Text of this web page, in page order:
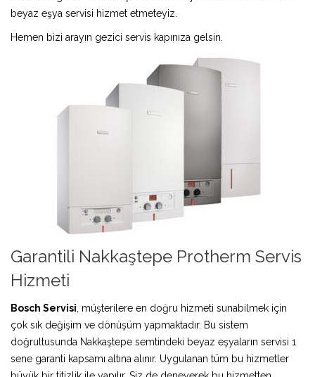
beyaz eşya servisi hizmet etmeteyiz.
Hemen bizi arayın gezici servis kapınıza gelsin.
Garantili Nakkaştepe Protherm Servis
Hizmeti
Bosch Servisi , müşterilere en doğru hizmeti sunabilmek için
çok sık değişim ve dönüşüm yapmaktadır. Bu sistem
doğrultusunda Nakkaştepe semtindeki beyaz eşyaların servisi 1
sene garanti kapsamı altına alınır. Uygulanan tüm bu hizmetler